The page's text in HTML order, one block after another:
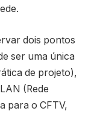
dois pontos
ser uma única
de projeto),
(Rede
para o CFTV,